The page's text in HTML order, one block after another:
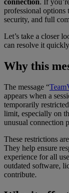
connection. If
professional options
security, and full
Let’s take a closer
can resolve it
Why this
The message “
appears when a
temporarily
limit, especially on
unusual connection
These restrictions are
They help ensure
experience for all
outdated software,
contribute.